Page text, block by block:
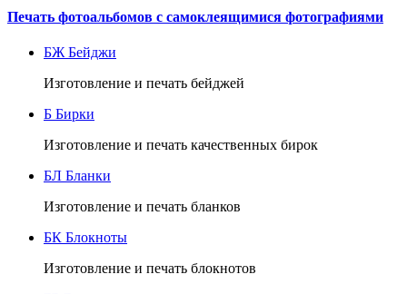
Печать фотоальбомов с самоклеящимися фотографиями
БЖ Бейджи
Изготовление и печать бейджей
Б Бирки
Изготовление и печать качественных бирок
БЛ Бланки
Изготовление и печать бланков
БК Блокноты
Изготовление и печать блокнотов